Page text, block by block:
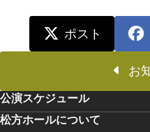
ポスト
お
公演スケジュール
松方ホールについて